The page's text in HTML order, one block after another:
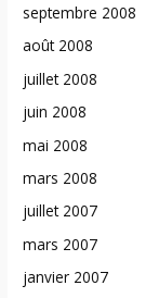
septembre 2008
août 2008
juillet 2008
juin 2008
mai 2008
mars 2008
juillet 2007
mars 2007
janvier 2007